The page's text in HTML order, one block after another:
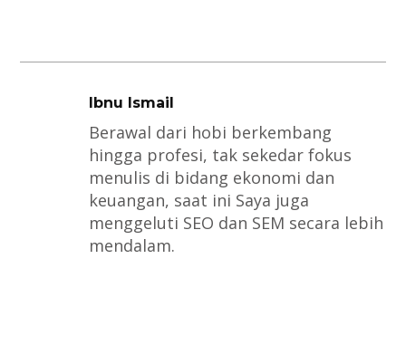
Ibnu Ismail
Berawal dari hobi berkembang
hingga profesi, tak sekedar fokus
menulis di bidang ekonomi dan
keuangan, saat ini Saya juga
menggeluti SEO dan SEM secara lebih
mendalam.